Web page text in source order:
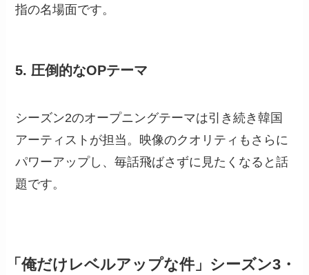
指の名場面です。
5. 圧倒的なOPテーマ
シーズン2のオープニングテーマは引き続き韓国
アーティストが担当。映像のクオリティもさらに
パワーアップし、毎話飛ばさずに見たくなると話
題です。
「俺だけレベルアップな件」シーズン3・